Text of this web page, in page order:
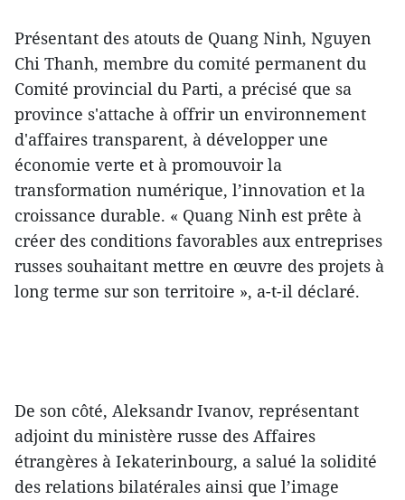
Présentant des atouts de Quang Ninh, Nguyen
Chi Thanh, membre du comité permanent du
Comité provincial du Parti, a précisé que sa
province s'attache à offrir un environnement
d'affaires transparent, à développer une
économie verte et à promouvoir la
transformation numérique, l’innovation et la
croissance durable. « Quang Ninh est prête à
créer des conditions favorables aux entreprises
russes souhaitant mettre en œuvre des projets à
long terme sur son territoire », a-t-il déclaré.
De son côté, Aleksandr Ivanov, représentant
adjoint du ministère russe des Affaires
étrangères à Iekaterinbourg, a salué la solidité
des relations bilatérales ainsi que l’image